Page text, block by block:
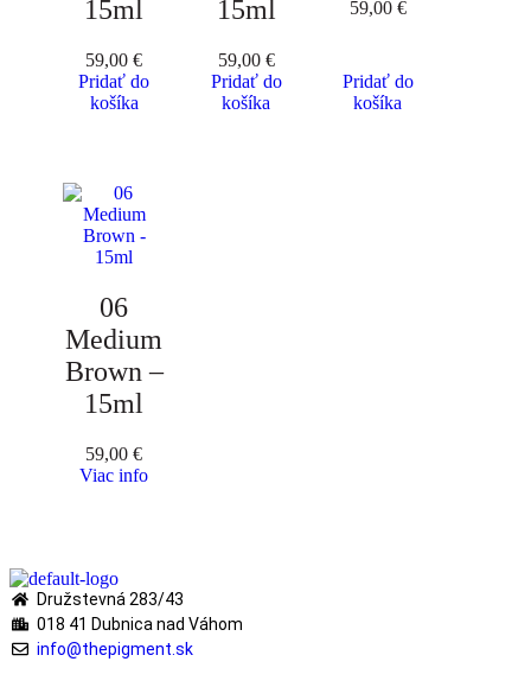
15ml
59,00€
Pridať do
košíka
15ml
59,00 €
Pridať do
košíka
59,00 €
Pridať do
košíka
06
Medium
Brown –
15ml
59,00€
Viac info
Družstevná 283/43
018 41 Dubnica nad Váhom
info@thepigment.sk